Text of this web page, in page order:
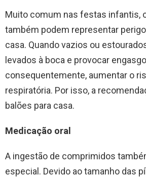
Muito comum nas festas infantis,
também podem representar
casa. Quando vazios ou
levados à boca e provocar
consequentemente, aumentar o
respiratória. Por isso, a
balões para casa.
Medicação oral
A ingestão de comprimidos
especial. Devido ao tamanho das